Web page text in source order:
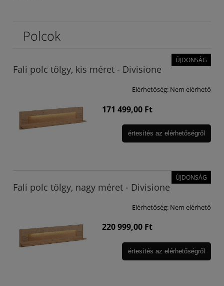
Polcok
Fali polc tölgy, kis méret - Divisione
Elérhetőség: Nem elérhető
171 499,00 Ft
értesítés az elérhetőségről
ÚJDONSÁG
Fali polc tölgy, nagy méret - Divisione
Elérhetőség: Nem elérhető
220 999,00 Ft
értesítés az elérhetőségről
ÚJDONSÁG